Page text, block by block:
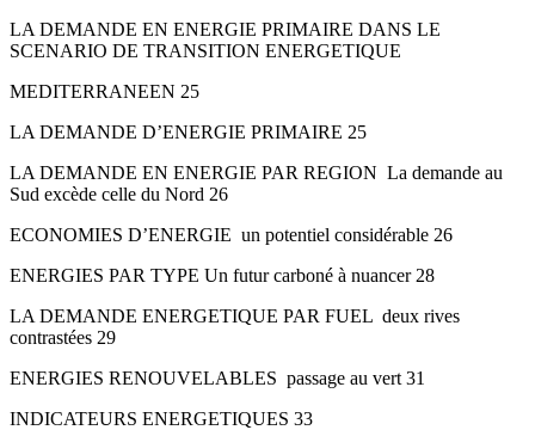
LA DEMANDE EN ENERGIE PRIMAIRE DANS LE
SCENARIO DE TRANSITION ENERGETIQUE
MEDITERRANEEN 25
LA DEMANDE D’ENERGIE PRIMAIRE 25
LA DEMANDE EN ENERGIE PAR REGION ­ La demande au
Sud excède celle du Nord 26
ECONOMIES D’ENERGIE ­ un potentiel considérable 26
ENERGIES PAR TYPE­ Un futur carboné à nuancer 28
LA DEMANDE ENERGETIQUE PAR FUEL ­ deux rives
contrastées 29
ENERGIES RENOUVELABLES ­ passage au vert 31
INDICATEURS ENERGETIQUES 33